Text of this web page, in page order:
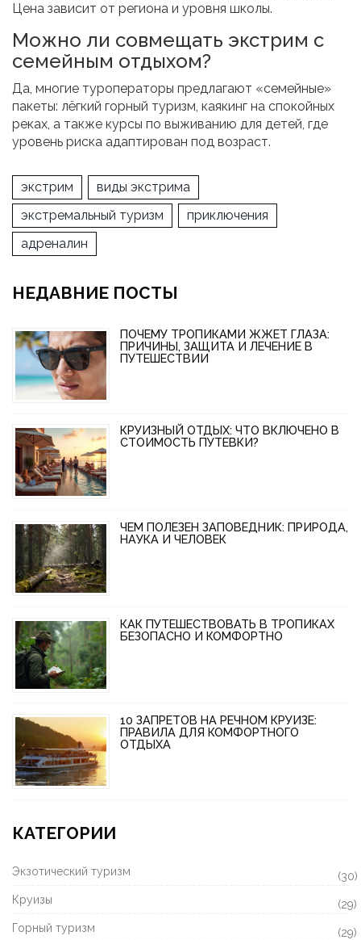
Цена зависит от региона и уровня школы.
Можно ли совмещать экстрим с
семейным отдыхом?
Да, многие туроператоры предлагают «семейные»
пакеты: лёгкий горный туризм, каякинг на спокойных
реках, а также курсы по выживанию для детей, где
уровень риска адаптирован под возраст.
экстрим
виды экстрима
экстремальный туризм
приключения
адреналин
НЕДАВНИЕ ПОСТЫ
ПОЧЕМУ ТРОПИКАМИ ЖЖЕТ ГЛАЗА:
ПРИЧИНЫ, ЗАЩИТА И ЛЕЧЕНИЕ В
ПУТЕШЕСТВИИ
КРУИЗНЫЙ ОТДЫХ: ЧТО ВКЛЮЧЕНО В
СТОИМОСТЬ ПУТЕВКИ?
ЧЕМ ПОЛЕЗЕН ЗАПОВЕДНИК: ПРИРОДА,
НАУКА И ЧЕЛОВЕК
КАК ПУТЕШЕСТВОВАТЬ В ТРОПИКАХ
БЕЗОПАСНО И КОМФОРТНО
10 ЗАПРЕТОВ НА РЕЧНОМ КРУИЗЕ:
ПРАВИЛА ДЛЯ КОМФОРТНОГО
ОТДЫХА
КАТЕГОРИИ
Экзотический туризм
(30)
Круизы
(29)
Горный туризм
(29)